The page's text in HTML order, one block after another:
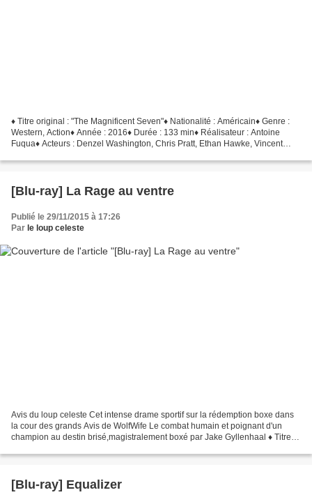
♦ Titre original : "The Magnificent Seven"♦ Nationalité : Américain♦ Genre :
Western, Action♦ Année : 2016♦ Durée : 133 min♦ Réalisateur : Antoine
Fuqua♦ Acteurs : Denzel Washington, Chris Pratt, Ethan Hawke, Vincent
[Blu-ray] La Rage au ventre
Publié le 29/11/2015 à 17:26
Par le loup celeste
Avis du loup celeste Cet intense drame sportif sur la rédemption boxe dans
la cour des grands Avis de WolfWife Le combat humain et poignant d'un
champion au destin brisé,magistralement boxé par Jake Gyllenhaal ♦ Titre
[Blu-ray] Equalizer